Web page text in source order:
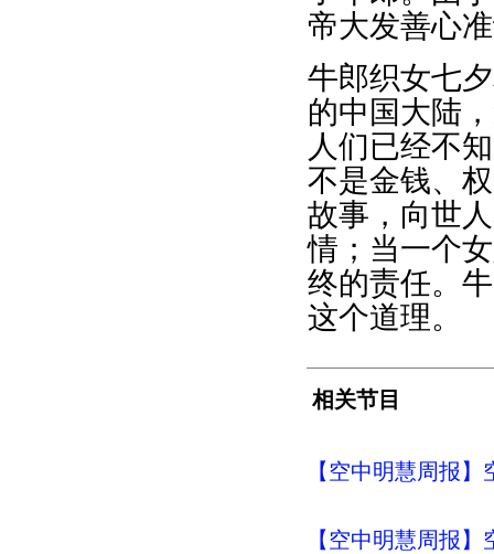
帝大发善心
牛郎织女七
的中国大陆
人们已经不
不是金钱、
故事，向世
情；当一个
终的责任。
这个道理。
相关节目
【空中明慧周报
【空中明慧周报